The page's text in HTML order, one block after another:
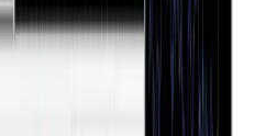
5 และเลือก “เข้าสู่